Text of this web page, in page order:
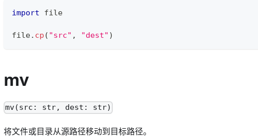
import file
file. cp ( "src" , "dest" )
mv
mv(src: str, dest: str)
将文件或目录从源路径移动到目标路径。